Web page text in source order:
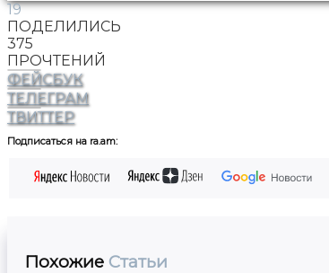
19
ПОДЕЛИЛИСЬ
375
ПРОЧТЕНИЙ
ФЕЙСБУК
ТЕЛЕГРАМ
ТВИТТЕР
Подписаться на ra.am:
Похожие Статьи